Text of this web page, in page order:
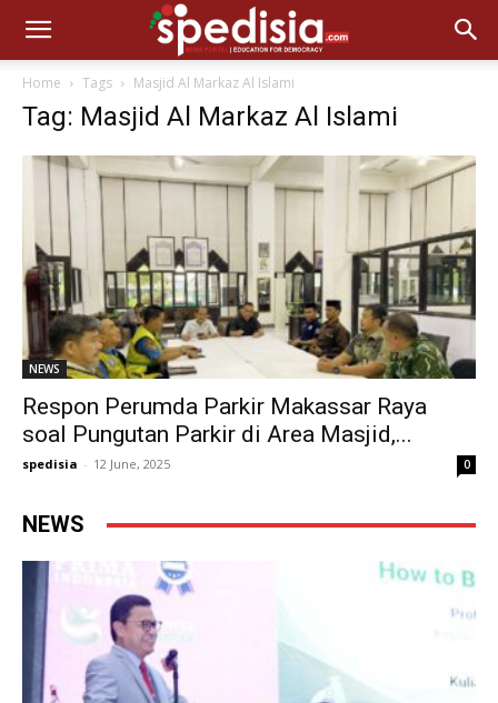
Home Tags Masjid Al Markaz Al Islami
Tag: Masjid Al Markaz Al Islami
NEWS
Respon Perumda Parkir Makassar Raya
soal Pungutan Parkir di Area Masjid,...
spedisia - 12 June, 2025 0
NEWS